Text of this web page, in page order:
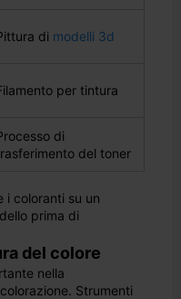
di modelli 3d
per tintura
di
del toner
i coloranti su un
prima di
del colore
nella
Strumenti